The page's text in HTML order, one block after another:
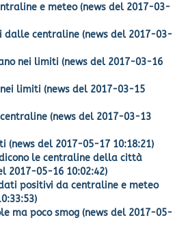
e meteo (news del 2017-03-
centraline (news del 2017-03-
nei limiti (news del 2017-03-16
limiti (news del 2017-03-15
(news del 2017-03-13
(news del 2017-05-17 10:18:21)
le centraline della città
2017-05-16 10:02:42)
positivi da centraline e meteo
ma poco smog (news del 2017-05-